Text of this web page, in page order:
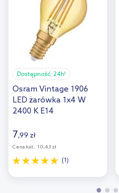
Dostępność: 24h!
Osram Vintage 1906
LED żarówka 1x4 W
2400 K E14
7,99 zł
Cena kat.: 10,43 zł
(1)